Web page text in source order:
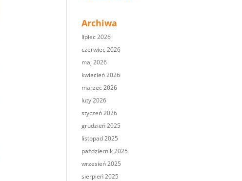
Archiwa
lipiec 2026
czerwiec 2026
maj 2026
kwiecień 2026
marzec 2026
luty 2026
styczeń 2026
grudzień 2025
listopad 2025
październik 2025
wrzesień 2025
sierpień 2025